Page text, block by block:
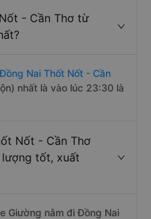
- Cần Thơ từ
Nai Thốt Nốt - Cần
nhất là vào lúc 23:30 là
Nốt - Cần Thơ
tốt, xuất
Giường nằm đi Đồng Nai